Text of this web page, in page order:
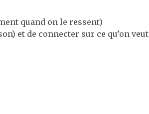
quand on le ressent)
et de connecter sur ce qu’on veut